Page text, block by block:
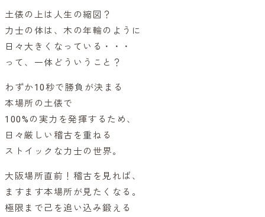
土俵の上は人生の縮図？
力士の体は、木の年輪のように
日々大きくなっている・・・
って、一体どういうこと？
わずか10秒で勝負が決まる
本場所の土俵で
100%の実力を発揮するため、
日々厳しい稽古を重ねる
ストイックな力士の世界。
大阪場所直前！稽古を見れば、
ますます本場所が見たくなる。
極限まで己を追い込み鍛える